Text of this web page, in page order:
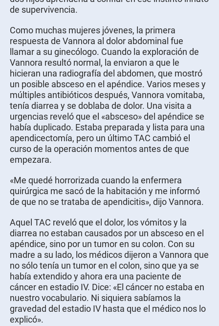
de supervivencia.
Como muchas mujeres jóvenes, la primera
respuesta de Vannora al dolor abdominal fue
llamar a su ginecólogo. Cuando la exploración de
Vannora resultó normal, la enviaron a que le
hicieran una radiografía del abdomen, que mostró
un posible absceso en el apéndice. Varios meses y
múltiples antibióticos después, Vannora vomitaba,
tenía diarrea y se doblaba de dolor. Una visita a
urgencias reveló que el «absceso» del apéndice se
había duplicado. Estaba preparada y lista para una
apendicectomía, pero un último TAC cambió el
curso de la operación momentos antes de que
empezara.
«Me quedé horrorizada cuando la enfermera
quirúrgica me sacó de la habitación y me informó
de que no se trataba de apendicitis», dijo Vannora.
Aquel TAC reveló que el dolor, los vómitos y la
diarrea no estaban causados por un absceso en el
apéndice, sino por un tumor en su colon. Con su
madre a su lado, los médicos dijeron a Vannora que
no sólo tenía un tumor en el colon, sino que ya se
había extendido y ahora era una paciente de
cáncer en estadio IV. Dice: «El cáncer no estaba en
nuestro vocabulario. Ni siquiera sabíamos la
gravedad del estadio IV hasta que el médico nos lo
explicó».